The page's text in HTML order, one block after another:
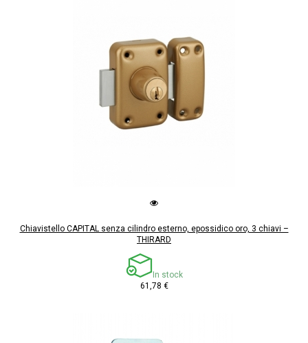
Chiavistello CAPITAL senza cilindro esterno, epossidico oro, 3 chiavi –
THIRARD
In stock
61,78 €